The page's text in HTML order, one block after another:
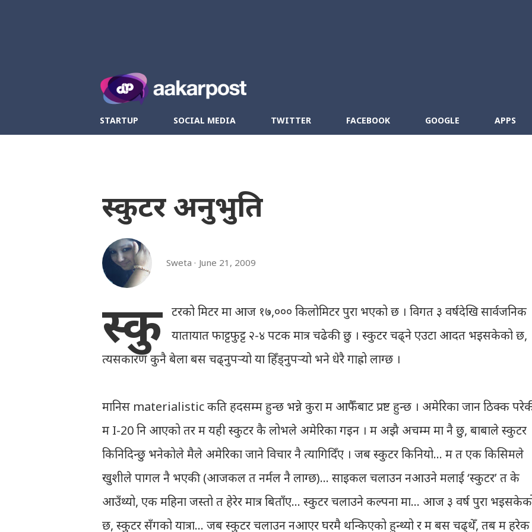
STARTUP SOCIAL MEDIA TWITTER FACEBOOK GOOGLE APPS
स्कुटर अनुभुति
Sweta June 21, 2009
स्कु टरको मिटर मा आज १७,००० किलोमिटर पुरा भएको छ । विगत ३ वर्षदेखि सार्वजनिक
यातायात फाट्टफुट्ट २-४ पटक मात्र चढेकी छु । स्कुटर चढ्ने एउटा आदत भइसकेको छ,
त्यसकारण कुनै बेला बस चढ्नुपर्‍यो या हिँड्नुपर्‍यो भने धेरै गाह्रो लाग्छ ।
मानिस materialistic कति हदसम्म हुन्छ भन्ने कुरा म आफैँबाट प्रष्ट हुन्छ । अमेरिका जान ठिक्क
म I-20 नि आएको तर म यही स्कुटर कै लोभले अमेरिका गइन । म अझै अचम्म मा नै छु, बाबाले स्कुटर
किनिदिन्छु भनेकोले मैले अमेरिका जाने विचार नै त्यागिदिँए । जब स्कुटर किनियो… म त एक किसिमले
खुशीले पागल नै भएकी (आजकल त नर्मल नै लाग्छ)… साइकल चलाउन नआउने मलाई ‘स्कुटर’ त के
आउँथ्यो, एक महिना जस्तो त हेरेर मात्र बिताँए… स्कुटर चलाउने कल्पना मा… आज ३ वर्ष पुरा
छ, स्कुटर सँगको यात्रा… जब स्कुटर चलाउन नआएर घरमै थन्किएको हुन्थ्यो र म बस चढ्थेँ, तब म हरेक